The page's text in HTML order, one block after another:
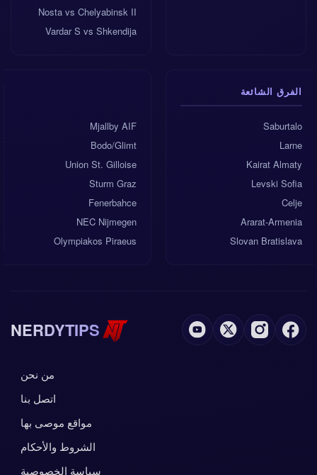
Nosta vs Chelyabinsk II
Vardar S vs Shkendija
الفرق الشائعة
Saburtalo
Larne
Kairat Almaty
Levski Sofia
Celje
Ararat-Armenia
Slovan Bratislava
Mjallby AIF
Bodo/Glimt
Union St. Gilloise
Sturm Graz
Fenerbahce
NEC Nijmegen
Olympiakos Piraeus
NERDYTIPS
من نحن
اتصل بنا
مواقع موصى بها
الشروط والأحكام
سياسة الخصوصية